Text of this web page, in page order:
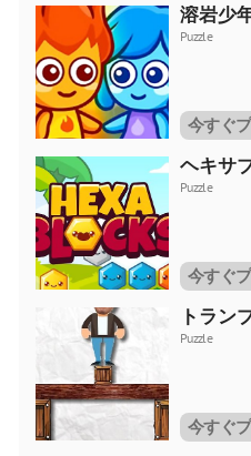
溶岩少
Puzzle
今すぐ
ヘキサ
Puzzle
今すぐ
トラン
Puzzle
今すぐ